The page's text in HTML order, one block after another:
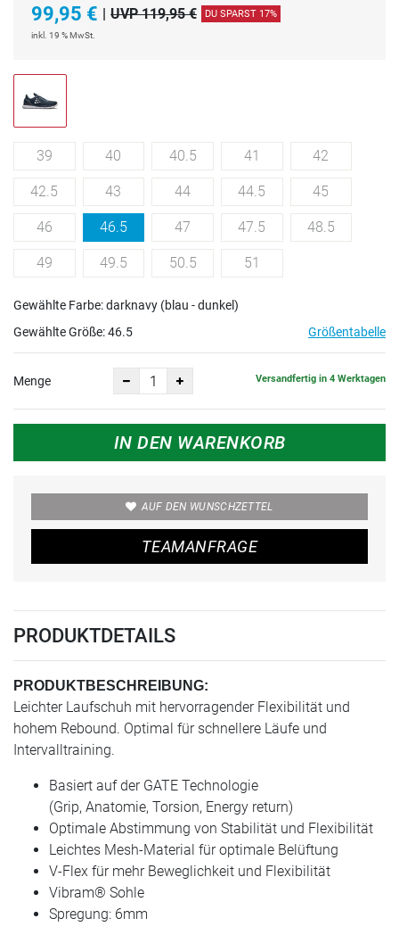
99,95 € | UVP 119,95 € DU SPARST 17%
inkl. 19 % MwSt.
39 40 40.5 41 42
42.5 43 44 44.5 45
46 46.5 47 47.5 48.5
49 49.5 50.5 51
Gewählte Farbe: darknavy (blau - dunkel)
Gewählte Größe:46.5 Größentabelle
Menge Versandfertig in 4 Werktagen
IN DEN WARENKORB
AUF DEN WUNSCHZETTEL
TEAMANFRAGE
PRODUKTDETAILS
PRODUKTBESCHREIBUNG:
Leichter Laufschuh mit hervorragender Flexibilität und
hohem Rebound. Optimal für schnellere Läufe und
Intervalltraining.
Basiert auf der GATE Technologie
(Grip, Anatomie, Torsion, Energy return)
Optimale Abstimmung von Stabilität und Flexibilität
Leichtes Mesh-Material für optimale Belüftung
V-Flex für mehr Beweglichkeit und Flexibilität
Vibram® Sohle
Spregung: 6mm